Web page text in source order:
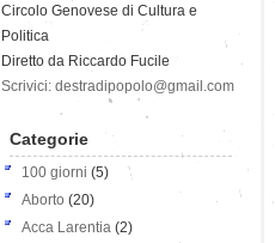
Circolo Genovese di Cultura e
Politica
Diretto da Riccardo Fucile
Scrivici: destradipopolo@gmail.com
Categorie
100 giorni (5)
Aborto (20)
Acca Larentia (2)